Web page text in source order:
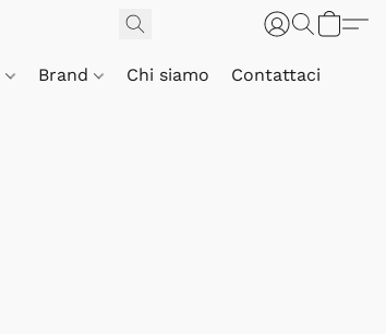
Brand Chi siamo Contattaci